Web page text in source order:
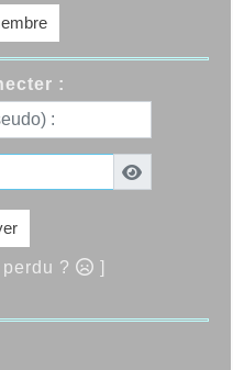
:
? ]